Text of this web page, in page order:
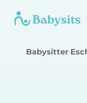
Babysitter